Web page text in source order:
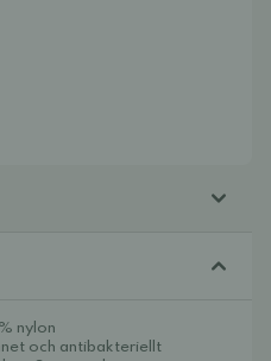
nylon
och antibakteriellt